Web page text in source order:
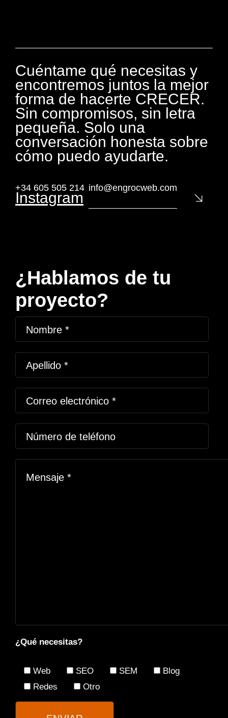
Cuéntame qué necesitas y
encontremos juntos la mejor
forma de hacerte CRECER.
Sin compromisos, sin letra
pequeña. Solo una
conversación honesta sobre
cómo puedo ayudarte.
+34 605 505 214 info@engrocweb.com
Instagram
¿Hablamos de tu
proyecto?
¿Qué necesitas?
Web SEO SEM
Blog
Redes
Otro